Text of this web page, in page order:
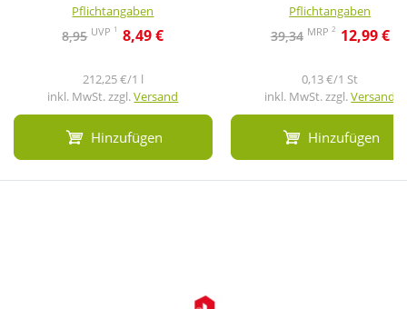
Pflichtangaben
8,95 UVP 1 8,49 €
212,25 €/1 l
inkl. MwSt. zzgl.Versand
Hinzufügen
Pflichtangaben
39,34 MRP 2 12,99 €
0,13 €/1 St
inkl. MwSt. zzgl.Versand
Hinzufügen